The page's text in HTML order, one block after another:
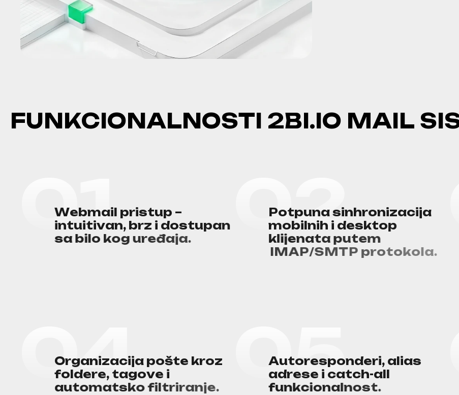
FUNKCIONALNOSTI 2BI.IO MAIL SI
01
Webmail pristup –
intuitivan, brz i dostupan
sa bilo kog uređaja. 02
Potpunasinhronizacija
mobilnih i desktop
klijenata putem
IMAP/SMTP protokola.
04
Organizacija pošte kroz
foldere, tagove i
automatsko filtriranje. 05
Autoresponderi, alias
adrese i catch-all
funkcionalnost.